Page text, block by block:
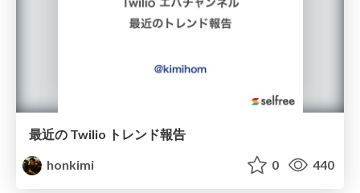
最近の Twilio トレンド報告
honkimi
0 440